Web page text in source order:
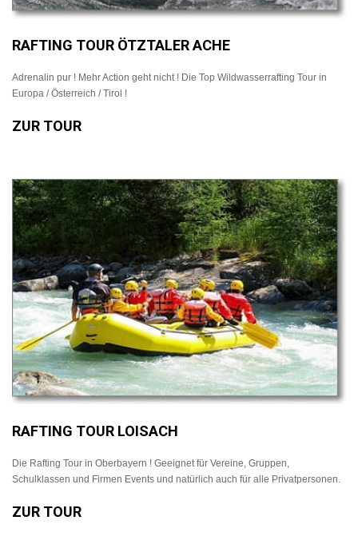
RAFTING TOUR ÖTZTALER ACHE
Adrenalin pur ! Mehr Action geht nicht ! Die Top Wildwasserrafting Tour in
Europa / Österreich / Tirol !
ZUR TOUR
RAFTING TOUR LOISACH
Die Rafting Tour in Oberbayern ! Geeignet für Vereine, Gruppen,
Schulklassen und Firmen Events und natürlich auch für alle Privatpersonen.
ZUR TOUR